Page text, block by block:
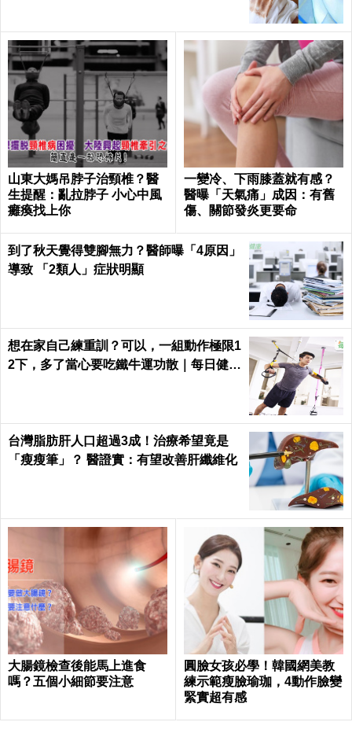
山東大媽吊脖子治頸椎？醫
生提醒：亂拉脖子 小心中風
癱瘓找上你
一變冷、下雨膝蓋就有感？
醫曝「天氣痛」成因：有舊
傷、關節發炎更要命
到了秋天覺得雙腳無力？醫師曝「4原因」
導致 「2類人」症狀明顯
想在家自己練重訓？可以，一組動作極限1
2下，多了當心要吃鐵牛運功散｜每日健康
台灣脂肪肝人口超過3成！治療希望竟是
「瘦瘦筆」？ 醫證實：有望改善肝纖維化
大腸鏡檢查後能馬上進食
嗎？五個小細節要注意
圓臉女孩必學！韓國網美教
練示範瘦臉瑜珈，4動作臉變
緊實超有感